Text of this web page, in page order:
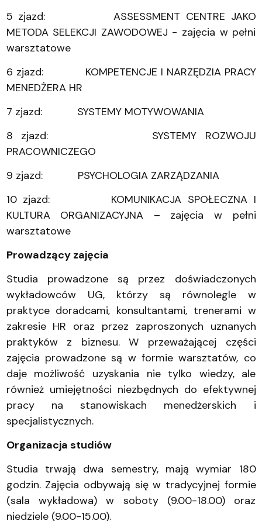
5 zjazd: ASSESSMENT CENTRE JAKO
METODA SELEKCJI ZAWODOWEJ - zajęcia w pełni
warsztatowe
6 zjazd: KOMPETENCJE I NARZĘDZIA PRACY
MENEDŻERA HR
7 zjazd: SYSTEMY MOTYWOWANIA
8 zjazd: SYSTEMY ROZWOJU
PRACOWNICZEGO
9 zjazd: PSYCHOLOGIA ZARZĄDZANIA
10 zjazd: KOMUNIKACJA SPOŁECZNA I
KULTURA ORGANIZACYJNA – zajęcia w pełni
warsztatowe
Prowadzący zajęcia
Studia prowadzone są przez doświadczonych
wykładowców UG, którzy są równolegle w
praktyce doradcami, konsultantami, trenerami w
zakresie HR oraz przez zaproszonych uznanych
praktyków z biznesu. W przeważającej części
zajęcia prowadzone są w formie warsztatów, co
daje możliwość uzyskania nie tylko wiedzy, ale
również umiejętności niezbędnych do efektywnej
pracy na stanowiskach menedżerskich i
specjalistycznych.
Organizacja studiów
Studia trwają dwa semestry, mają wymiar 180
godzin. Zajęcia odbywają się w tradycyjnej formie
(sala wykładowa) w soboty (9.00-18.00) oraz
niedziele (9.00-15.00).